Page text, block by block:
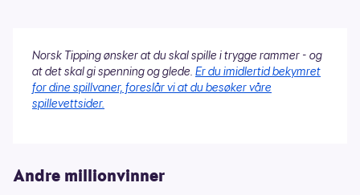
Norsk Tipping ønsker at du skal spille i trygge rammer - og
at det skal gi spenning og glede. Er du imidlertid bekymret
for dine spillvaner, foreslår vi at du besøker våre
spillevettsider.
Andre millionvinner